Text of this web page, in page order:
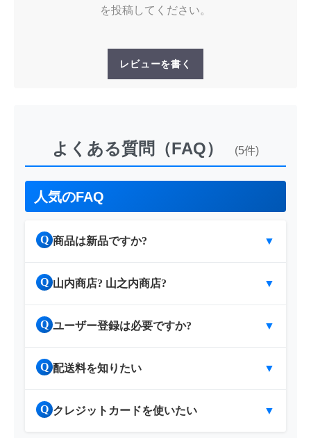
を投稿してください。
レビューを書く
よくある質問（FAQ） (5件)
人気のFAQ
Q 商品は新品ですか? ▼
Q 山内商店? 山之内商店? ▼
Q ユーザー登録は必要ですか? ▼
Q 配送料を知りたい ▼
Q クレジットカードを使いたい ▼